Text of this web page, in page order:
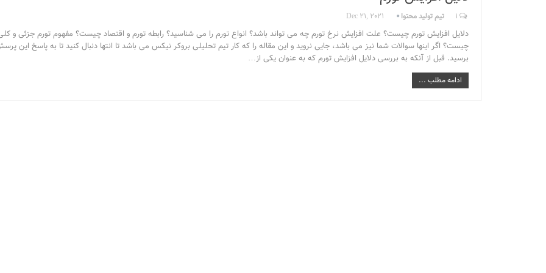
تیم تولید محتوا Dec 21, 2021
دلایل افزایش تورم چیست؟ علت افزایش نرخ تورم چه می تواند باشد؟ انواع تورم را می شناسید؟ رابطه تورم و اقتصاد چیست؟ مفهوم تورم جزئی و
چیست؟ اگر اینها سوالات شما نیز می باشد، جایی نروید و این مقاله را که کار تیم تحلیلی بروکر نیکس می باشد تا انتها دنبال کنید تا به پاسخ این
برسید. قبل از آنکه به بررسی دلایل افزایش تورم که به عنوان یکی از…
ادامه مطلب ...